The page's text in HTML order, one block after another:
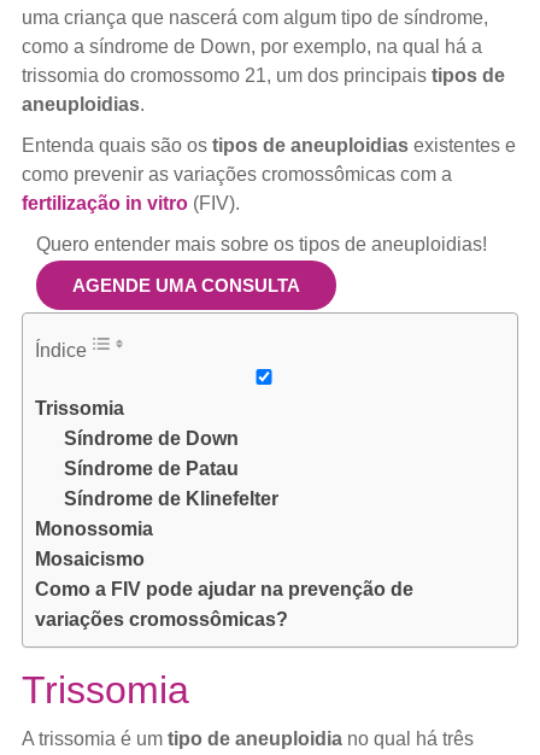
uma criança que nascerá com algum tipo de síndrome,
como a síndrome de Down, por exemplo, na qual há a
trissomia do cromossomo 21, um dos principais tipos de
aneuploidias.
Entenda quais são os tipos de aneuploidiasexistentes e
como prevenir as variações cromossômicas com a
fertilização in vitro(FIV).
Quero entender mais sobre os tipos de aneuploidias!
AGENDE UMA CONSULTA
Índice
Trissomia
Síndrome de Down
Síndrome de Patau
Síndrome de Klinefelter
Monossomia
Mosaicismo
Como a FIV pode ajudar na prevenção de
variações cromossômicas?
Trissomia
A trissomia é um tipo de aneuploidiano qual há três